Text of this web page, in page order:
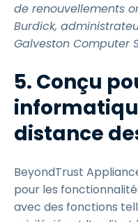
de renouvellements
Burdick,
Galveston Computer
5. Conçu
distance
BeyondTrust
pour les
avec des fonctions